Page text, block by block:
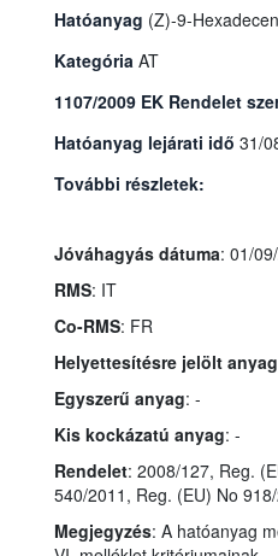
Hatóanyag (Z)-9-
Kategória AT
1107/2009 EK Rendelet
Hatóanyag lejárati idő 31/
További részletek:
Jóváhagyás dátuma: 01/
RMS: IT
Co-RMS: FR
Helyettesítésre jelölt anyag
Egyszerű anyag: -
Kis kockázatú anyag: -
Rendelet: 2008/127, Reg.
540/2011, Reg. (EU) No
Megjegyzés: A hatóanyag